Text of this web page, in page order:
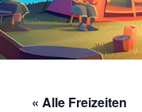
« Alle Freizeiten